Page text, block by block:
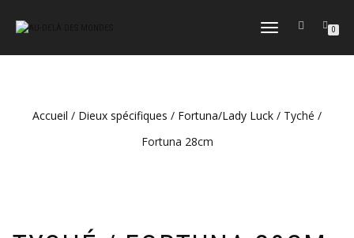
DÉPLIER
NAVIGATION
0
Accueil / Dieux spécifiques / Fortuna/Lady Luck / Tyché /
Fortuna 28cm